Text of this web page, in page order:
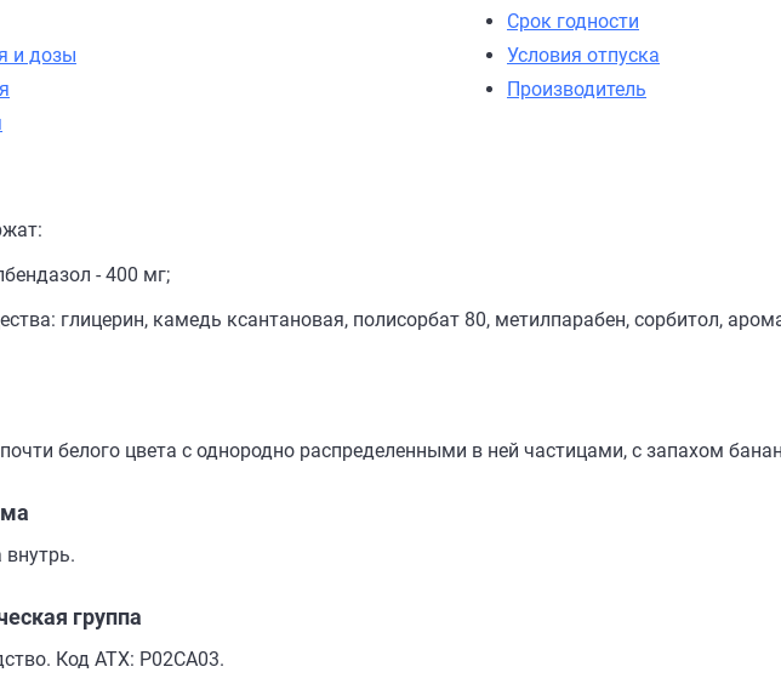
и дозы
Срок годности
Условия отпуска
Производитель
- 400 мг;
глицерин, камедь ксантановая, полисорбат 80, метилпарабен, сорбитол,
белого цвета с однородно распределенными в ней частицами, с запахом
группа
Код АТХ: Р02СА03.